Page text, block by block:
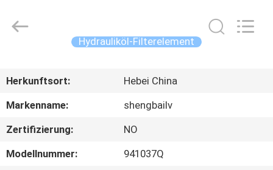
PRODUKTE
Rights
Reserved.
Hydrauliköl-Filterelement
Herkunftsort:
Hebei China
Markenname:
shengbailv
Zertifizierung:
NO
Modellnummer:
941037Q